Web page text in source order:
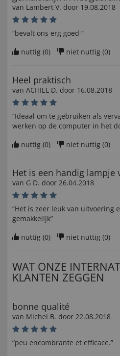
van Lambert V. door 19.08.2018
“bevalt ons erg goed ”
nuttig (0) niet nuttig (0)
Heel praktisch
van ACHIEL D. door 16.08.2018
“Ideaal om te gebruiken als
werken op de computer in het
nuttig (0) niet nuttig (0)
Het is een handig lampje
van G D. door 26.04.2018
“Het is zeer leuk van uitvoering
gemakkelijk”
nuttig (0) niet nuttig (0)
WAT ONZE
KLANTEN ZEGGEN
bonne qualité
van Michel B. door 22.08.2018
“peu encombrante et efficace.”